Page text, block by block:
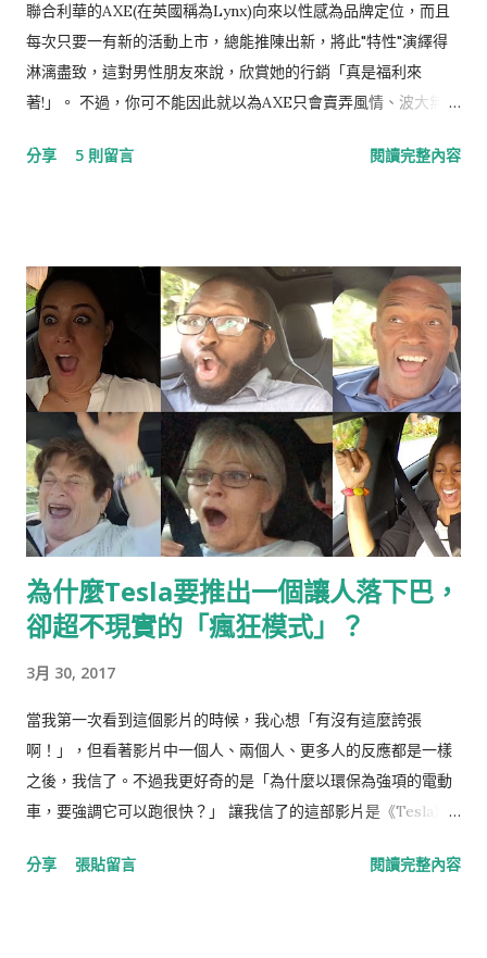
聯合利華的AXE(在英國稱為Lynx)向來以性感為品牌定位，而且
每次只要一有新的活動上市，總能推陳出新，將此"特性"演繹得
淋漓盡致，這對男性朋友來說，欣賞她的行銷「真是福利來
著!」。 不過，你可不能因此就以為AXE只會賣弄風情、波大無
力一流，更可堪稱業界翹楚，就讓我們一起看下去。
分享 5 則留言 閱讀完整內容
為什麼Tesla要推出一個讓人落下巴，
卻超不現實的「瘋狂模式」？
3月 30, 2017
當我第一次看到這個影片的時候，我心想「有沒有這麼誇張
啊！」，但看著影片中一個人、兩個人、更多人的反應都是一樣
之後，我信了。不過我更好奇的是「為什麼以環保為強項的電動
車，要強調它可以跑很快？」 讓我信了的這部影片是《Tesla》
Insane Mode」的側拍試乘影片，這個如它名字所言的模式，可
分享 張貼留言 閱讀完整內容